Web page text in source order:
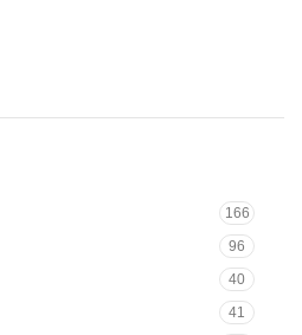
166
96
40
41